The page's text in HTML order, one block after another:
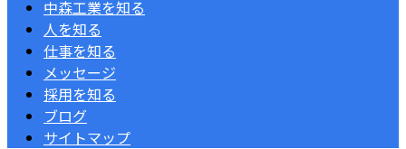
中森工業を知る
人を知る
仕事を知る
メッセージ
採用を知る
ブログ
サイトマップ